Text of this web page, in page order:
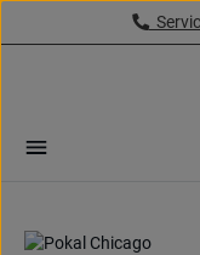
Zum Hauptinhalt springen
Bildergalerie